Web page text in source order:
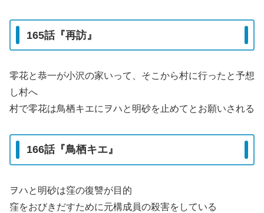
165話『再訪』
零花と恭一が小沢の家いって、そこから村に行ったと予想
し村へ
村で零花は鳥栖キエにヲハと明砂を止めてとお願いされる
166話『鳥栖キエ』
ヲハと明砂は窪の復讐が目的
窪をおびきだすために元構成員の殺害をしている